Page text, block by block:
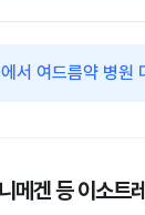
서 여드름약 병원
메겐 등 이소트